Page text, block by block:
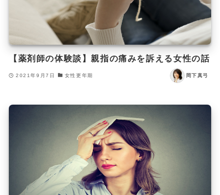
【薬剤師の体験談】親指の痛みを訴える女性の話
2021年9月7日 女性更年期 岡下真弓